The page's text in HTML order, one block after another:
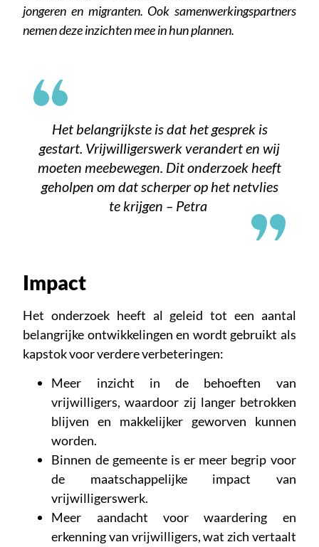
jongeren en migranten. Ook samenwerkingspartners
nemen deze inzichten mee in hun plannen.
Het belangrijkste is dat het gesprek is
gestart. Vrijwilligerswerk verandert en wij
moeten meebewegen. Dit onderzoek heeft
geholpen om dat scherper op het netvlies
te krijgen – Petra
Impact
Het onderzoek heeft al geleid tot een aantal
belangrijke ontwikkelingen en wordt gebruikt als
kapstok voor verdere verbeteringen:
Meer inzicht in de behoeften van
vrijwilligers, waardoor zij langer betrokken
blijven en makkelijker geworven kunnen
worden.
Binnen de gemeente is er meer begrip voor
de maatschappelijke impact van
vrijwilligerswerk.
Meer aandacht voor waardering en
erkenning van vrijwilligers, wat zich vertaalt